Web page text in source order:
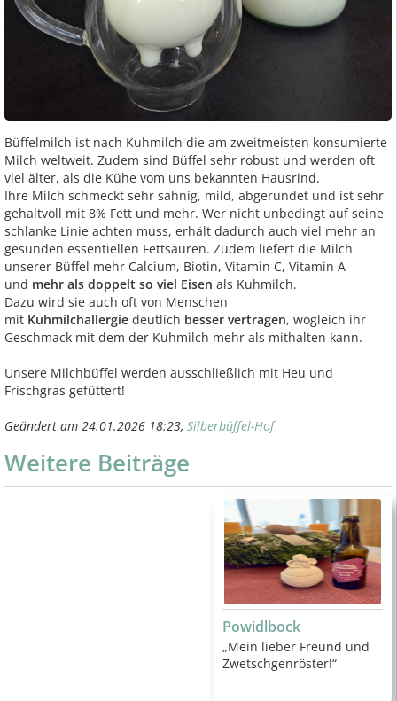
Büffelmilch ist nach Kuhmilch die am zweitmeisten konsumierte
Milch weltweit. Zudem sind Büffel sehr robust und werden oft
viel älter, als die Kühe vom uns bekannten Hausrind.
Ihre Milch schmeckt sehr sahnig, mild, abgerundet und ist sehr
gehaltvoll mit 8% Fett und mehr. Wer nicht unbedingt auf seine
schlanke Linie achten muss, erhält dadurch auch viel mehr an
gesunden essentiellen Fettsäuren. Zudem liefert die Milch
unserer Büffel mehr Calcium, Biotin, Vitamin C, Vitamin A
und mehr als doppelt so viel Eisen als Kuhmilch.
Dazu wird sie auch oft von Menschen
mit Kuhmilchallergie deutlich besser vertragen, wogleich ihr
Geschmack mit dem der Kuhmilch mehr als mithalten kann.
Unsere Milchbüffel werden ausschließlich mit Heu und
Frischgras gefüttert!
Geändert am 24.01.2026 18:23, Silberbüffel-Hof
Weitere Beiträge
Powidlbock
„Mein lieber Freund und
Zwetschgenröster!“